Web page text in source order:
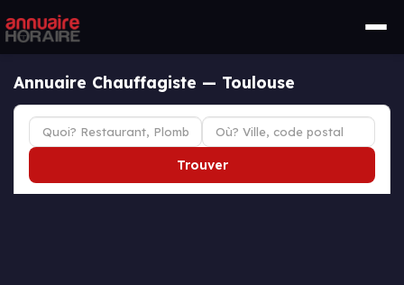
Annuaire Chauffagiste — Toulouse
Trouver